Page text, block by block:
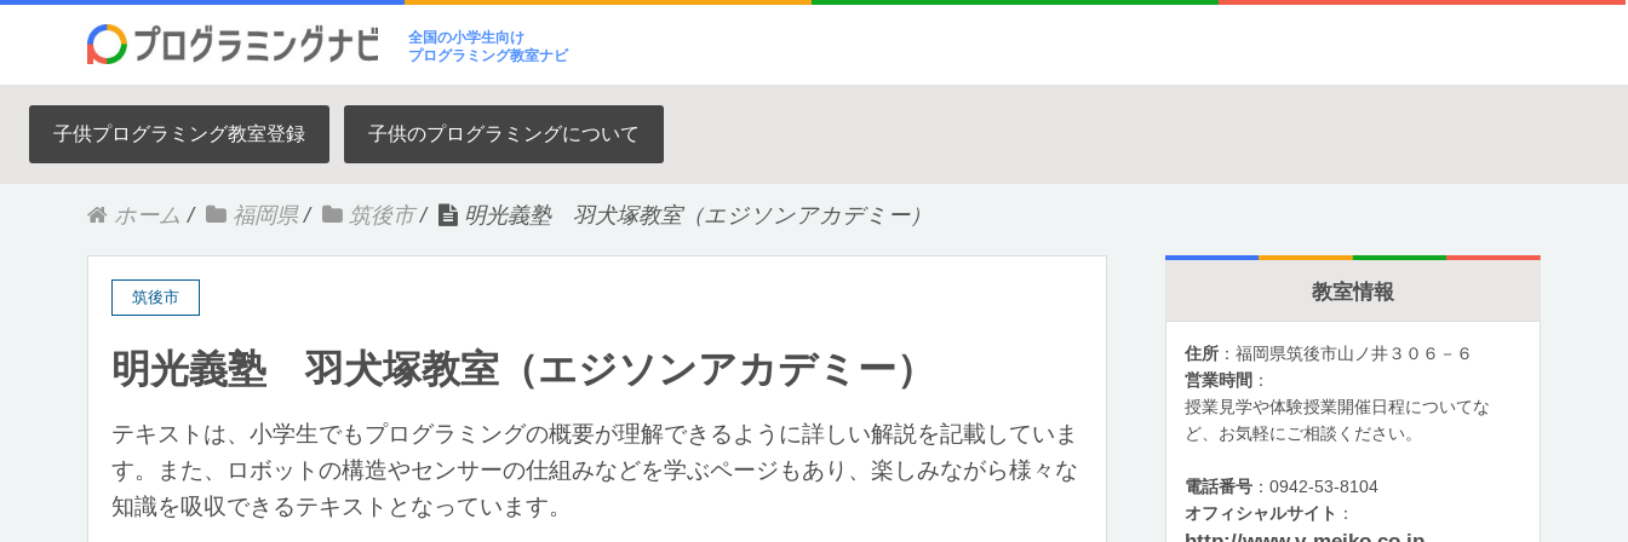
全国の小学生向け
プログラミング教室ナビ
子供プログラミング教室登録 子供のプログラミングについて
ホーム / 福岡県 / 筑後市/ 明光義塾 羽犬塚教室（エジソンアカデミー）
筑後市
明光義塾 羽犬塚教室（エジソンアカデミー）
テキストは、小学生でもプログラミングの概要が理解できるように詳しい解説を記載していま
す。また、ロボットの構造やセンサーの仕組みなどを学ぶページもあり、楽しみながら様々な
知識を吸収できるテキストとなっています。
教室情報
住所 ：福岡県筑後市山ノ井３０６－６
営業時間 ：
授業見学や体験授業開催日程についてな
ど、お気軽にご相談ください。
電話番号 ：0942-53-8104
オフィシャルサイト ：